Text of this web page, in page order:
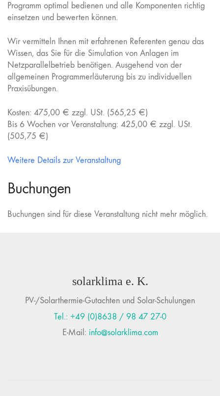
Programm optimal bedienen und alle Komponenten richtig
einsetzen und bewerten können.
Wir vermitteln Ihnen mit erfahrenen Referenten genau das
Wissen, das Sie für die Simulation von Anlagen im
Netzparallelbetrieb benötigen. Ausgehend von der
allgemeinen Programmerläuterung bis zu individuellen
Praxisübungen.
Kosten: 475,00 € zzgl. USt. (565,25 €)
Bis 6 Wochen vor Veranstaltung: 425,00 € zzgl. USt.
(505,75 €)
Weitere Details zur Veranstaltung
Buchungen
Buchungen sind für diese Veranstaltung nicht mehr möglich.
solarklima e. K.
PV-/Solarthermie-Gutachten und Solar-Schulungen
Tel.: +49 (0)8638 / 98 47 27-0
E-Mail: info@solarklima.com